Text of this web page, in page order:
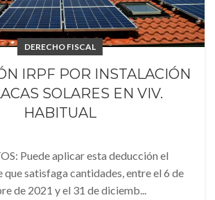
DERECHO FISCAL
IRPF POR INSTALACIÓN
SOLARES EN VIV.
HABITUAL
Puede aplicar esta deducción el
satisfaga cantidades, entre el 6 de
de 2021 y el 31 de diciemb...